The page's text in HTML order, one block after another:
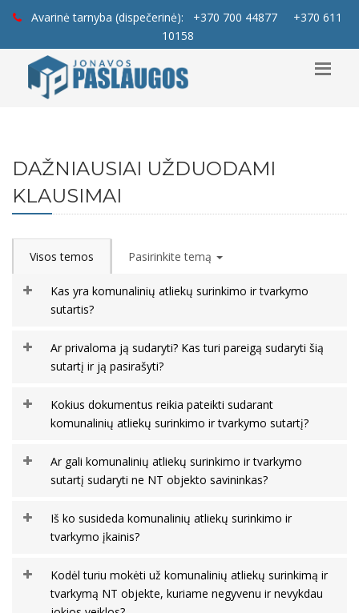
Avarinė tarnyba (dispečerinė): +370 700 44877
+370 611
10158
DAŽNIAUSIAI UŽDUODAMI
KLAUSIMAI
Visos temos Pasirinkite temą
Kas yra komunalinių atliekų surinkimo ir tvarkymo
sutartis?
Ar privaloma ją sudaryti? Kas turi pareigą sudaryti šią
sutartį ir ją pasirašyti?
Kokius dokumentus reikia pateikti sudarant
komunalinių atliekų surinkimo ir tvarkymo sutartį?
Ar gali komunalinių atliekų surinkimo ir tvarkymo
sutartį sudaryti ne NT objekto savininkas?
Iš ko susideda komunalinių atliekų surinkimo ir
tvarkymo įkainis?
Kodėl turiu mokėti už komunalinių atliekų surinkimą ir
tvarkymą NT objekte, kuriame negyvenu ir nevykdau